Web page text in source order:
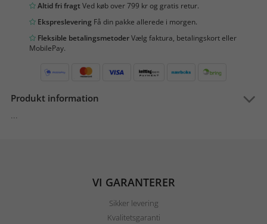
Altid fri fragtVed køb over 799 kr og gratis retur.
Ekspreslevering Få din pakke allerede i morgen.
Fleksible betalingsmetoderVælg faktura, betalingskort eller
MobilePay.
Produkt information
...
VI GARANTERER
Sikker levering
Kvalitetsgaranti